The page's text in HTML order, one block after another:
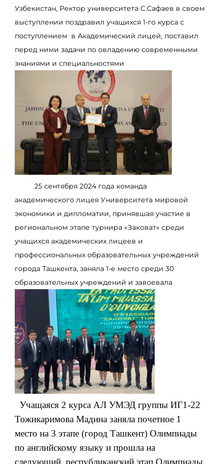
Узбекистан, Ректор университета С.Сафаев в своем
выступлении поздравил учащихся 1-го курса с
поступлением в Академический лицей, поставил
перед ними задачи по овладению современными
знаниями и специальностями
25 сентября 2024 года команда
академического лицея Университета мировой
экономики и дипломатии, принявшая участие в
региональном этапе турнира «Заковат» среди
учащихся академических лицеев и
профессиональных образовательных учреждений
города Ташкента, заняла 1-е место среди 30
образовательных учреждений и завоевала
Учащаяся 2 курса АЛ УМЭД группы ИГ1-22
Тожикаримова Мадина заняла почетное 1
место на 3 этапе (город Ташкент) Олимпиады
по английскому языку и прошла на
следующий, республиканский этап Олимпиады.